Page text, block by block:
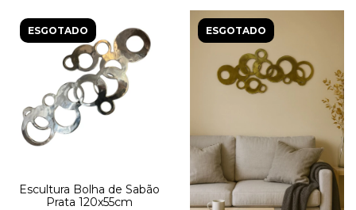
ESGOTADO
Escultura Bolha de Sabão
Prata 120x55cm
ESGOTADO